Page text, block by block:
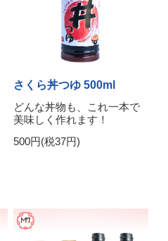
さくら丼つゆ 500ml
どんな丼物も、これ一本で
美味しく作れます！
500円(税37円)